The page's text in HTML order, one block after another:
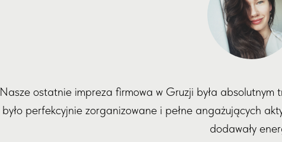
Nasze ostatnie impreza firmowa w Gruzji była
było perfekcyjnie zorganizowane i pełne angażujących
dodawały